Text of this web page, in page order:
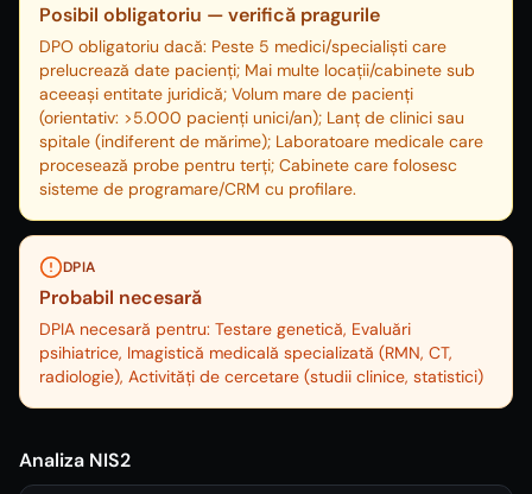
Posibil obligatoriu — verifică pragurile
DPO obligatoriu dacă: Peste 5 medici/specialiști care
prelucrează date pacienți; Mai multe locații/cabinete sub
aceeași entitate juridică; Volum mare de pacienți
(orientativ: >5.000 pacienți unici/an); Lanț de clinici sau
spitale (indiferent de mărime); Laboratoare medicale care
procesează probe pentru terți; Cabinete care folosesc
sisteme de programare/CRM cu profilare.
DPIA
Probabil necesară
DPIA necesară pentru: Testare genetică, Evaluări
psihiatrice, Imagistică medicală specializată (RMN, CT,
radiologie), Activități de cercetare (studii clinice, statistici)
Analiza NIS2